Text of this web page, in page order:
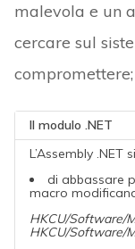
malevola e un
cercare sul
compromettere;
Il modulo .NET
L’Assembly
di abbassare
macro
HKCU/Software/
HKCU/Software/